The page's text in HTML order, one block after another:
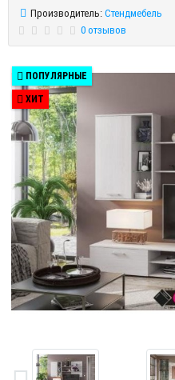
Производитель: Стендмебель
0 отзывов
ПОПУЛЯРНЫЕ
ХИТ